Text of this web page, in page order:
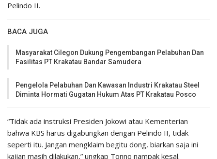
Pelindo II.
BACA JUGA
Masyarakat Cilegon Dukung Pengembangan Pelabuhan Dan
Fasilitas PT Krakatau Bandar Samudera
Pengelola Pelabuhan Dan Kawasan Industri Krakatau Steel
Diminta Hormati Gugatan Hukum Atas PT Krakatau Posco
“Tidak ada instruksi Presiden Jokowi atau Kementerian
bahwa KBS harus digabungkan dengan Pelindo II, tidak
seperti itu. Jangan mengklaim begitu dong, biarkan saja ini
kajian masih dilakukan,” ungkap Tonno nampak kesal.